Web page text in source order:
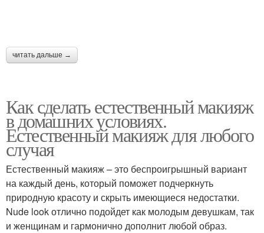
читать дальше →
Как сделать естественный макияж
в домашних условиях.
Естественный макияж для любого
случая
Естественный макияж – это беспроигрышный вариант
на каждый день, который поможет подчеркнуть
природную красоту и скрыть имеющиеся недостатки.
Nude look отлично подойдет как молодым девушкам, так
и женщинам и гармонично дополнит любой образ.